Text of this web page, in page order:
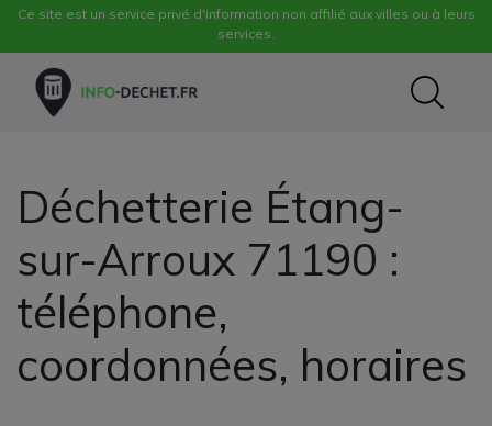
Ce site est un service privé d'information non affilié aux villes ou à leurs
services.
Déchetterie Étang-
sur-Arroux 71190 :
téléphone,
coordonnées, horaires